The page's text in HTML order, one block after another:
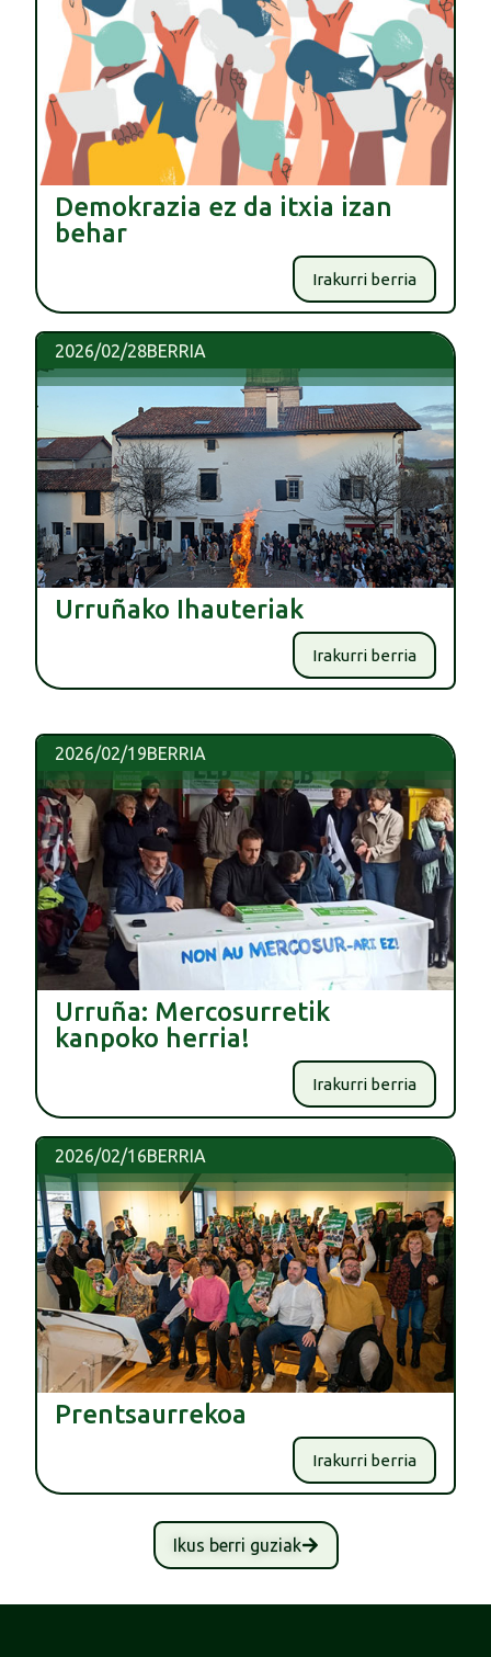
Demokrazia ez da itxia izan
behar
Irakurri berria
2026/02/28BERRIA
Urruñako Ihauteriak
Irakurri berria
2026/02/19BERRIA
Urruña: Mercosurretik
kanpoko herria!
Irakurri berria
2026/02/16BERRIA
Prentsaurrekoa
Irakurri berria
Ikus berri guziak